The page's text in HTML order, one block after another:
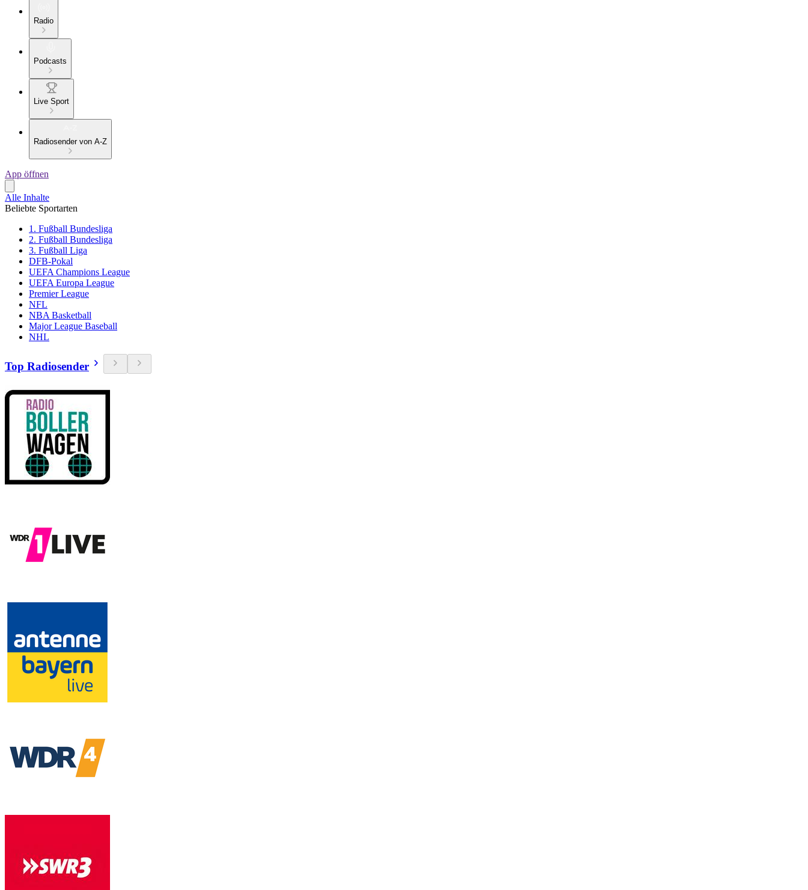
Radio
Podcasts
Live Sport
Radiosender von A-Z
App öffnen
Alle Inhalte
Beliebte Sportarten
1. Fußball Bundesliga
2. Fußball Bundesliga
3. Fußball Liga
DFB-Pokal
UEFA Champions League
UEFA Europa League
Premier League
NFL
NBA Basketball
Major League Baseball
NHL
Top Radiosender